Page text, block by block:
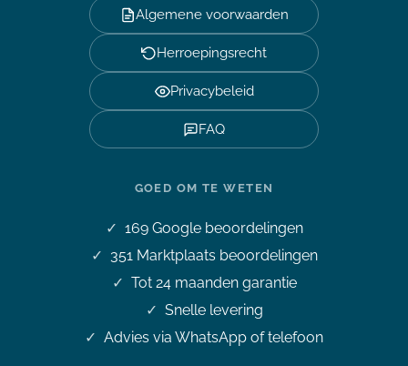
Algemene voorwaarden
Herroepingsrecht
Privacybeleid
FAQ
GOED OM TE WETEN
169Google beoordelingen
351Marktplaats beoordelingen
Tot 24 maanden garantie
Snelle levering
Advies via WhatsApp of telefoon